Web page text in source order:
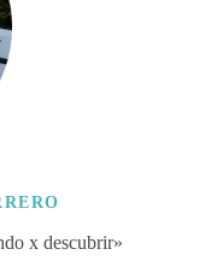
x descubrir»